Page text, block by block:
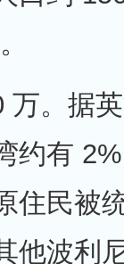
万。据
约有
住民被
他波利